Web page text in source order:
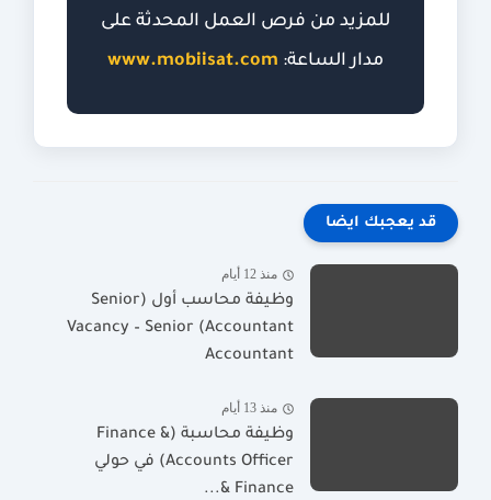
للمزيد من فرص العمل المحدثة على
مدار الساعة: www.mobiisat.com
قد يعجبك ايضا
منذ 12 أيام
وظيفة محاسب أول (Senior
Accountant) Vacancy – Senior
Accountant
منذ 13 أيام
وظيفة محاسبة (Finance &
Accounts Officer) في حولي
Finance &...